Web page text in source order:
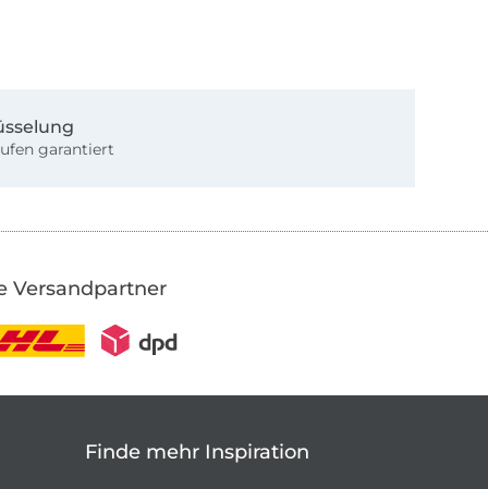
garantiert
Versandpartner
Finde mehr Inspiration